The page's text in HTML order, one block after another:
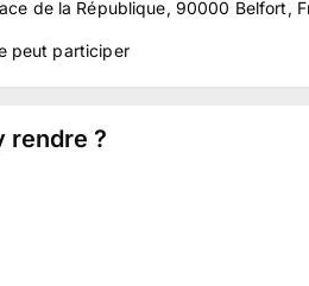
de la République, 90000 Belfort,
peut participer
rendre ?